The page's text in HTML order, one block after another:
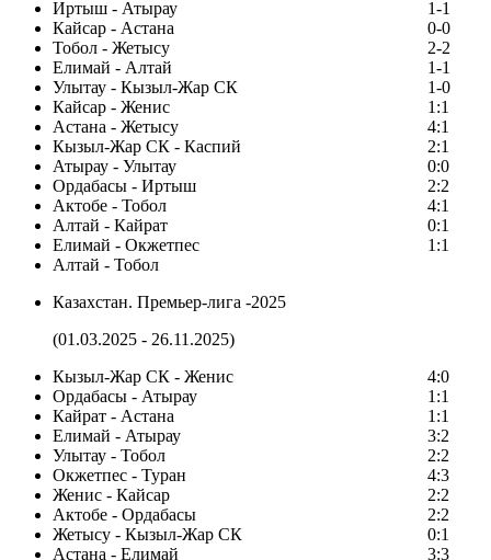
Иртыш - Атырау
1-1
Кайсар - Астана
0-0
Тобол - Жетысу
2-2
Елимай - Алтай
1-1
Улытау - Кызыл-Жар СК
1-0
Кайсар - Женис
1:1
Астана - Жетысу
4:1
Кызыл-Жар СК - Каспий
2:1
Атырау - Улытау
0:0
Ордабасы - Иртыш
2:2
Актобе - Тобол
4:1
Алтай - Кайрат
0:1
Елимай - Окжетпес
1:1
Алтай - Тобол
Казахстан. Премьер-лига -2025
(01.03.2025 - 26.11.2025)
Кызыл-Жар СК - Женис
4:0
Ордабасы - Атырау
1:1
Кайрат - Астана
1:1
Елимай - Атырау
3:2
Улытау - Тобол
2:2
Окжетпес - Туран
4:3
Женис - Кайсар
2:2
Актобе - Ордабасы
2:2
Жетысу - Кызыл-Жар СК
0:1
Астана - Елимай
3:3